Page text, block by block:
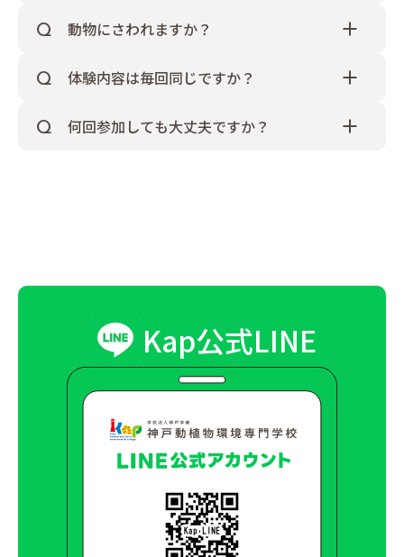
京都市内 【3,000円】
和歌山県 【5,000円】
三重県、岡山県、鳥取県、徳島県 【7,000円】
教員にも複数
アレルギー持ちがおります。なるべく配慮はさせて
ざいます。しっかりと対策を取られた上でご参加く
ださい。
動物にさわれますか？
「絶対にふれあいたい！」という方は毎月実施予定
のふれあい型のオープンカレッジにお越しくださ
ワンちゃん、小動物、爬虫類など…猫とのふれあい
は猫様のご要望により
体験内容は毎回同じですか？
体験になるように職員ひとりひとりが考えた体験内
容にしております
しかし、毎週いらっしゃるとな
何回参加しても大丈夫ですか？
Kap公式LINE